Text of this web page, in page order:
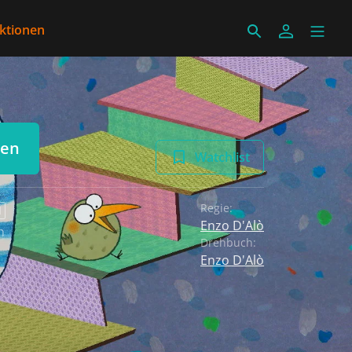
Watchlist
Regie:
Enzo D'Alò
Drehbuch:
Enzo D'Alò